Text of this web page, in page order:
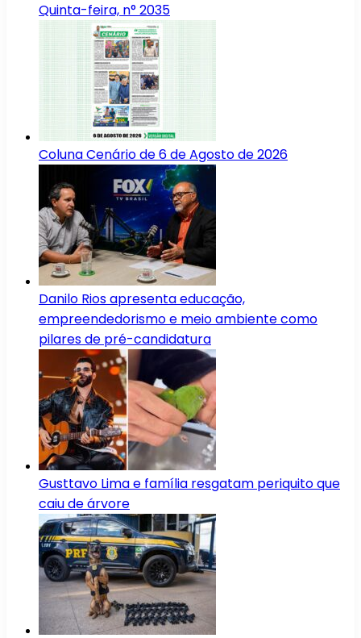
Quinta-feira, n° 2035
Coluna Cenário de 6 de Agosto de 2026
Danilo Rios apresenta educação,
empreendedorismo e meio ambiente como
pilares de pré-candidatura
Gusttavo Lima e família resgatam periquito que
caiu de árvore